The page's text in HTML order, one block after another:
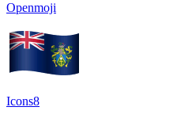
Openmoji
Icons8